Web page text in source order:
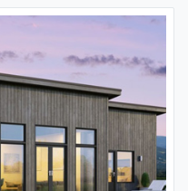
den moderna känslan.
rymmer allt man kan
anslutning till kök och
leder ut till altanen. Välj
(ryggåstak)
rummet. Huset har tre väl
separat toalett.